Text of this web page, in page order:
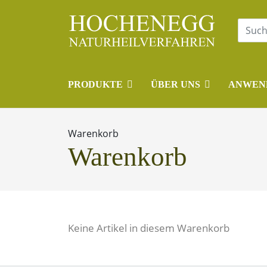
PRODUKTE ÜBER UNS
Warenkorb
Warenkorb
Keine Artikel in diesem Warenkorb